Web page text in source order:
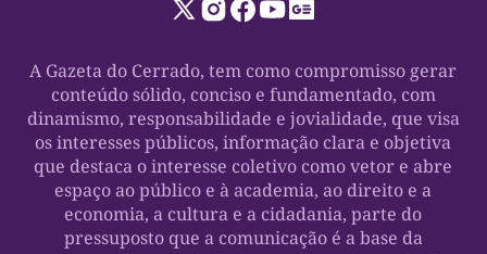
A Gazeta do Cerrado, tem como compromisso gerar
conteúdo sólido, conciso e fundamentado, com
dinamismo, responsabilidade e jovialidade, que visa
os interesses públicos, informação clara e objetiva
que destaca o interesse coletivo como vetor e abre
espaço ao público e à academia, ao direito e a
economia, a cultura e a cidadania, parte do
pressuposto que a comunicação é a base da